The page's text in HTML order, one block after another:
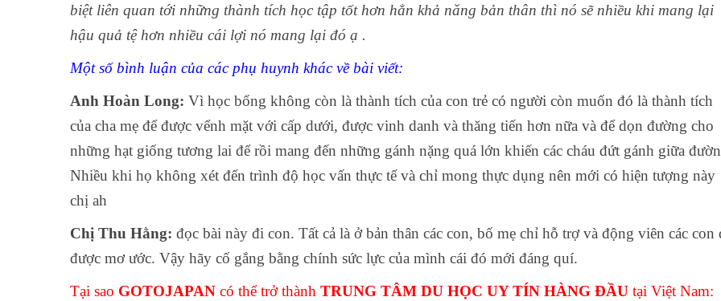
biệt liên quan tới những thành tích học tập tốt hơn hẳn khả năng bản thân thì nó sẽ nhiều khi mang lại
hậu quả tệ hơn nhiều cái lợi nó mang lại đó ạ .
Một số bình luận của các phụ huynh khác về bài viết:
Anh Hoàn Long: Vì học bổng không còn là thành tích của con trẻ có người còn muốn đó là thành tích
của cha mẹ để được vểnh mặt với cấp dưới, được vinh danh và thăng tiến hơn nữa và để dọn đường cho
những hạt giống tương lai để rồi mang đến những gánh nặng quá lớn khiến các cháu đứt gánh giữa
Nhiều khi họ không xét đến trình độ học vấn thực tế và chỉ mong thực dụng nên mới có hiện tượng này
chị ah
Chị Thu Hằng: đọc bài này đi con. Tất cả là ở bản thân các con, bố mẹ chỉ hỗ trợ và động viên các con
được mơ ước. Vậy hãy cố gắng bằng chính sức lực của mình cái đó mới đáng quí.
Tại sao GOTOJAPAN có thể trở thành TRUNG TÂM DU HỌC UY TÍN HÀNG ĐẦU tại Việt Nam: